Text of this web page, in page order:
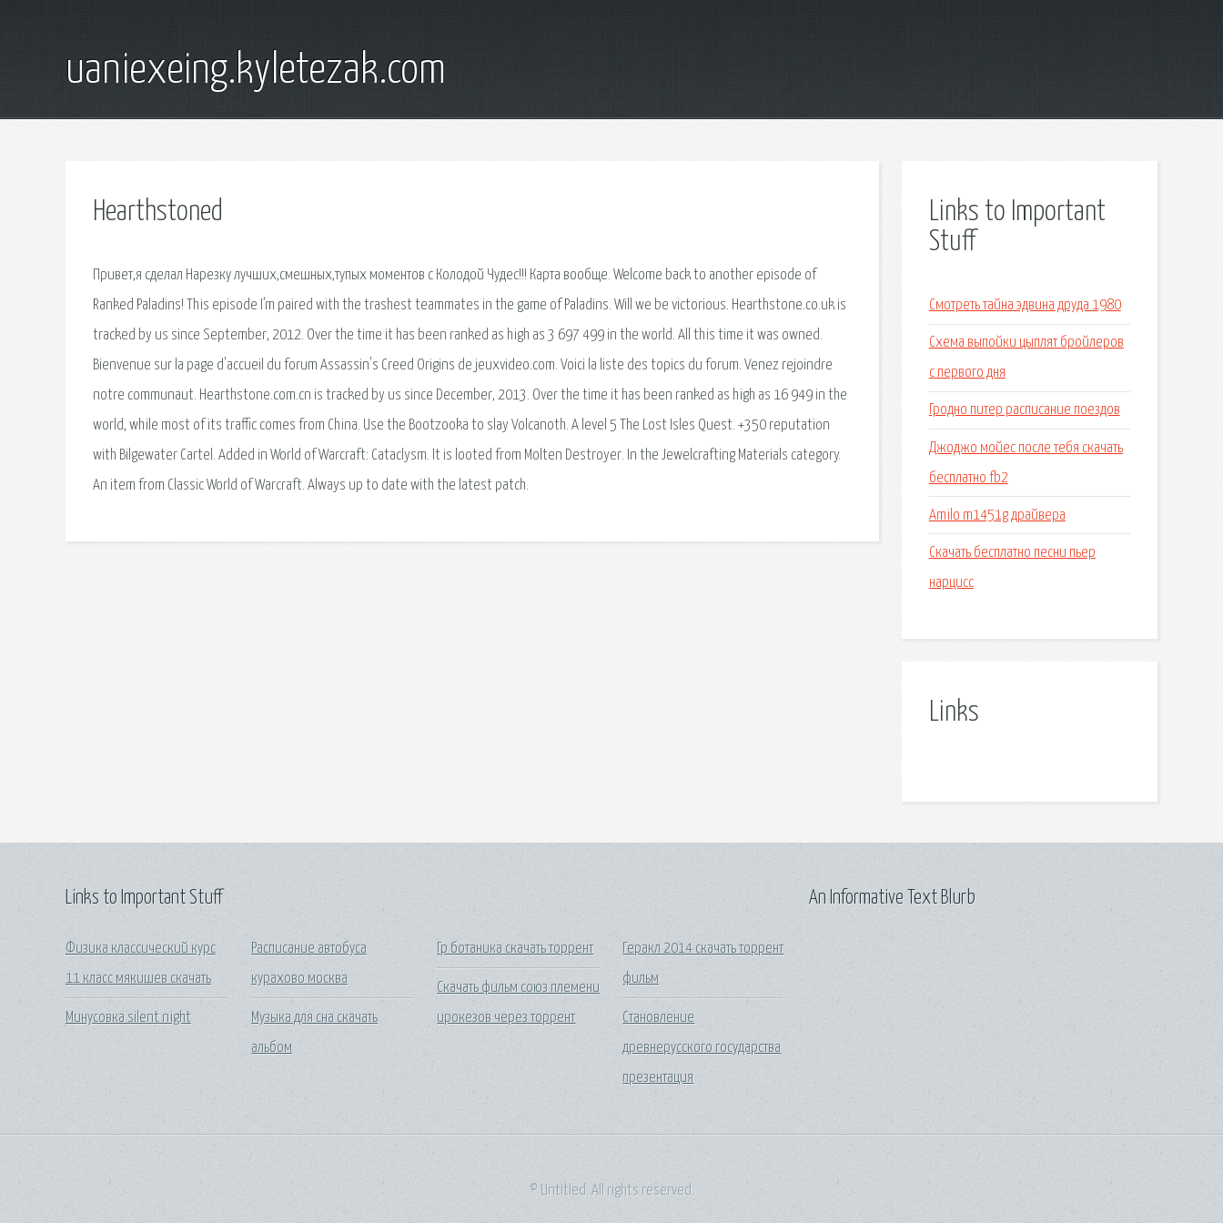
uaniexeing.kyletezak.com
Hearthstoned
Привет,я сделал Нарезку лучших,смешных,тупых моментов с Колодой Чудес!!! Карта вообще. Welcome back to another episode of
Ranked Paladins! This episode I’m paired with the trashest teammates in the game of Paladins. Will we be victorious. Hearthstone.co.uk is
tracked by us since September, 2012. Over the time it has been ranked as high as 3 697 499 in the world. All this time it was owned.
Bienvenue sur la page d'accueil du forum Assassin's Creed Origins de jeuxvideo.com. Voici la liste des topics du forum. Venez rejoindre
notre communaut. Hearthstone.com.cn is tracked by us since December, 2013. Over the time it has been ranked as high as 16 949 in the
world, while most of its traffic comes from China. Use the Bootzooka to slay Volcanoth. A level 5 The Lost Isles Quest. +350 reputation
with Bilgewater Cartel. Added in World of Warcraft: Cataclysm. It is looted from Molten Destroyer. In the Jewelcrafting Materials category.
An item from Classic World of Warcraft. Always up to date with the latest patch.
Links to Important
Stuff
Смотреть тайна эдвина друда 1980
Схема выпойки цыплят бройлеров
с первого дня
Гродно питер расписание поездов
Джоджо мойес после тебя скачать
бесплатно fb2
Amilo m1451g драйвера
Скачать бесплатно песни пьер
нарцисс
Links
Links to Important Stuff
Физика классический курс
11 класс мякишев скачать
Минусовка silent night
Расписание автобуса
курахово москва
Музыка для сна скачать
альбом
Гр ботаника скачать торрент
Скачать фильм союз племени
ирокезов через торрент
Геракл 2014 скачать торрент
фильм
Становление
древнерусского государства
презентация
An Informative Text Blurb
© Untitled. All rights reserved.